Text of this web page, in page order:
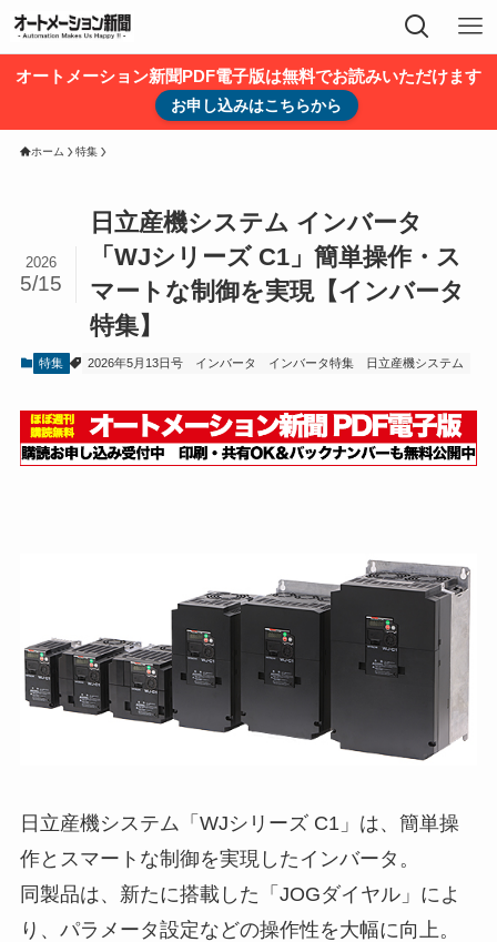
オートメーション新聞PDF電子版は無料でお読みいただけます
お申し込みはこちらから
ホーム 特集
日立産機システム インバータ
「WJシリーズ C1」簡単操作・ス
マートな制御を実現【インバータ
特集】
2026
5/15
特集 2026年5月13日号 インバータ インバータ特集 日立産機システム
日立産機システム「WJシリーズ C1」は、簡単操
作とスマートな制御を実現したインバータ。
同製品は、新たに搭載した「JOGダイヤル」によ
り、パラメータ設定などの操作性を大幅に向上。